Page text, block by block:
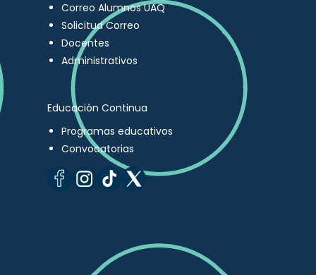
Correo Alumnos UAQ
Solicitud Correo
Docentes
Administrativos
Educación Continua
Programas educativos
Convocatorias